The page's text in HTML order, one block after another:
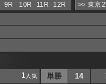
9R 10R 11R 12R
>> 東京
1 人気 単勝 14